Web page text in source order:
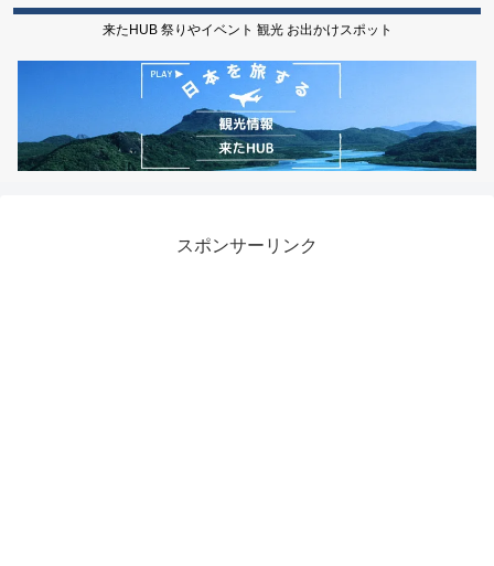
来たHUB 祭りやイベント 観光 お出かけスポット
スポンサーリンク